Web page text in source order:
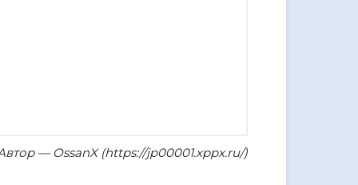
— OssanX (https://jp00001.xppx.ru/)